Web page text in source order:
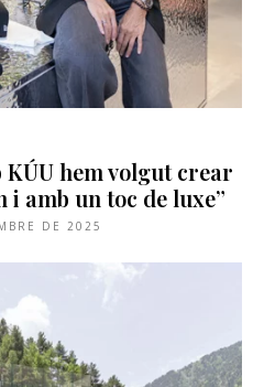
hem volgut crear
amb un toc de luxe”
DE 2025